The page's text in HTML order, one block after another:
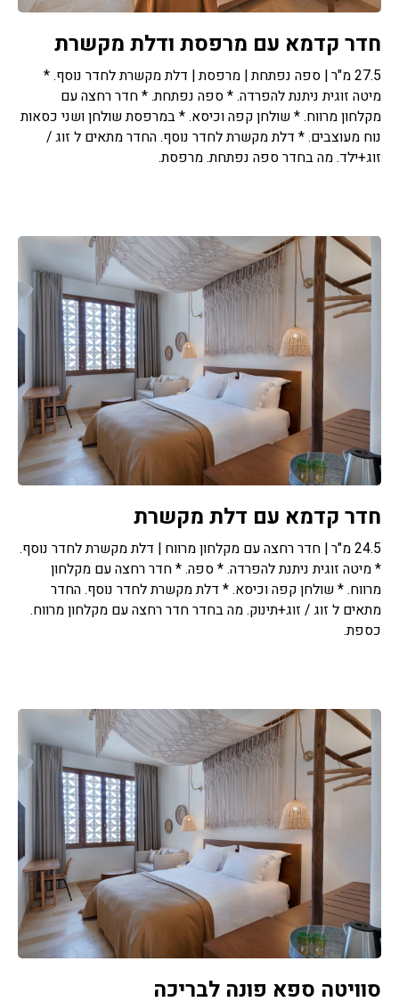
חדר קדמא עם מרפסת ודלת מקשרת
27.5 מ"ר | ספה נפתחת | מרפסת | דלת מקשרת לחדר נוסף. *
מיטה זוגית ניתנת להפרדה. * ספה נפתחת. * חדר רחצה עם
מקלחון מרווח. * שולחן קפה וכיסא. * במרפסת שולחן ושני כסאות
נוח מעוצבים. * דלת מקשרת לחדר נוסף. החדר מתאים ל זוג /
זוג+ילד. מה בחדר ספה נפתחת. מרפסת.
חדר קדמא עם דלת מקשרת
24.5 מ"ר | חדר רחצה עם מקלחון מרווח | דלת מקשרת לחדר נוסף.
* מיטה זוגית ניתנת להפרדה. * ספה. * חדר רחצה עם מקלחון
מרווח. * שולחן קפה וכיסא. * דלת מקשרת לחדר נוסף. החדר
מתאים ל זוג / זוג+תינוק. מה בחדר חדר רחצה עם מקלחון מרווח.
כספת.
סוויטה ספא פונה לבריכה